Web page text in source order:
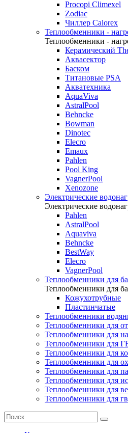
Procopi Climexel
Zodiac
Чиллер Calorex
Теплообменники -
Теплообменники -
Керамический
Аквасектор
Баском
Титановые PSA
Акватехника
AquaViva
AstralPool
Behncke
Bowman
Dinotec
Elecro
Emaux
Pahlen
Pool King
VagnerPool
Xenozone
Электрические
Электрические
Pahlen
AstralPool
Aquaviva
Behncke
BestWay
Elecro
VagnerPool
Теплообменники для
Теплообменники для
Кожухотрубные
Пластинчатые
Теплообменники
Теплообменники для
Теплообменники для
Теплообменники для
Теплообменники для
Теплообменники для
Теплообменники для
Теплообменники для
Теплообменники для
Теплообменники для